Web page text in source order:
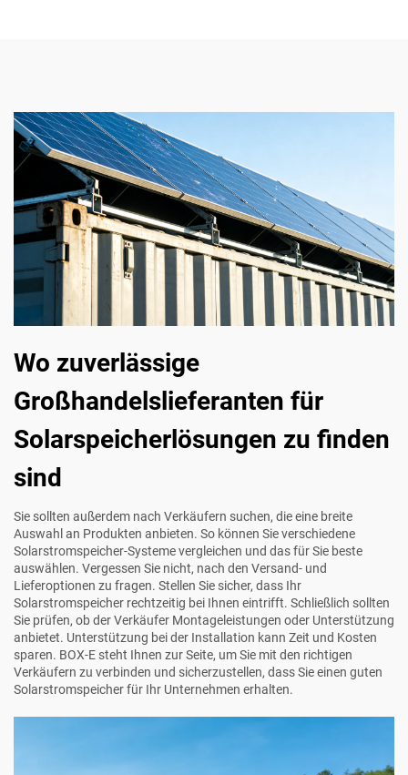
Wo zuverlässige
Großhandelslieferanten für
Solarspeicherlösungen zu finden
sind
Sie sollten außerdem nach Verkäufern suchen, die eine breite
Auswahl an Produkten anbieten. So können Sie verschiedene
Solarstromspeicher-Systeme vergleichen und das für Sie beste
auswählen. Vergessen Sie nicht, nach den Versand- und
Lieferoptionen zu fragen. Stellen Sie sicher, dass Ihr
Solarstromspeicher rechtzeitig bei Ihnen eintrifft. Schließlich sollten
Sie prüfen, ob der Verkäufer Montageleistungen oder Unterstützung
anbietet. Unterstützung bei der Installation kann Zeit und Kosten
sparen. BOX-E steht Ihnen zur Seite, um Sie mit den richtigen
Verkäufern zu verbinden und sicherzustellen, dass Sie einen guten
Solarstromspeicher für Ihr Unternehmen erhalten.